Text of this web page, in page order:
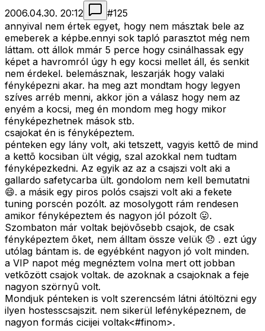
2006.04.30. 20:12 #125
annyival nem értek egyet, hogy nem másztak bele az
emeberek a képbe.ennyi sok tapló parasztot még nem
láttam. ott állok mmár 5 perce hogy csinálhassak egy
képet a havromról úgy h egy kocsi mellet áll, és senkit
nem érdekel. belemásznak, leszarják hogy valaki
fényképezni akar. ha meg azt mondtam hogy legyen
szíves arréb menni, akkor jön a válasz hogy nem az
enyém a kocsi, meg én mondom meg hogy mikor
fényképezhetnek mások stb.
csajokat én is fényképeztem.
pénteken egy lány volt, aki tetszett, vagyis kettõ de mind
a kettõ kocsiban ült végig, szal azokkal nem tudtam
fényképezkedni. Az egyik az az a csajszi volt aki a
gallardo safetycarba ült. gondolom nem kell bemutatni
😄. a másik egy piros polós csajszi volt aki a fekete
tuning porscén pozólt. az mosolygott rám rendesen
amikor fényképeztem és nagyon jól pózolt 😛.
Szombaton már voltak bejövõsebb csajok, de csak
fényképeztem õket, nem álltam össze velük 😞 . ezt úgy
utólag bántam is. de egyébként nagyon jó volt minden.
a VIP napot még megnéztem volna mert ott jobban
vetkõzött csajok voltak. de azoknak a csajoknak a feje
nagyon szörnyû volt.
Mondjuk pénteken is volt szerencsém látni átöltözni egy
ilyen hostesscsajszit. nem sikerül lefényképeznem, de
nagyon formás cicijei voltak<#finom>.